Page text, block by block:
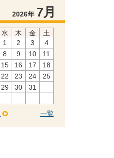
2026年 7月
水 木 金
土
1
2 3
4
8 9 10
11
15 16 17
18
22 23 24
25
29 30 31
一覧